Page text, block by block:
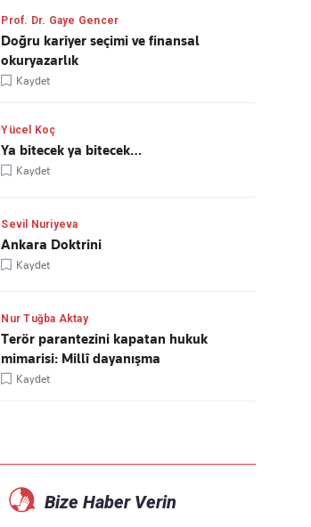
Prof. Dr. Gaye Gencer
Doğru kariyer seçimi ve finansal
okuryazarlık
Kaydet
Yücel Koç
Ya bitecek ya bitecek…
Kaydet
Sevil Nuriyeva
Ankara Doktrini
Kaydet
Nur Tuğba Aktay
Terör parantezini kapatan hukuk
mimarisi: Millî dayanışma
Kaydet
Bize Haber Verin